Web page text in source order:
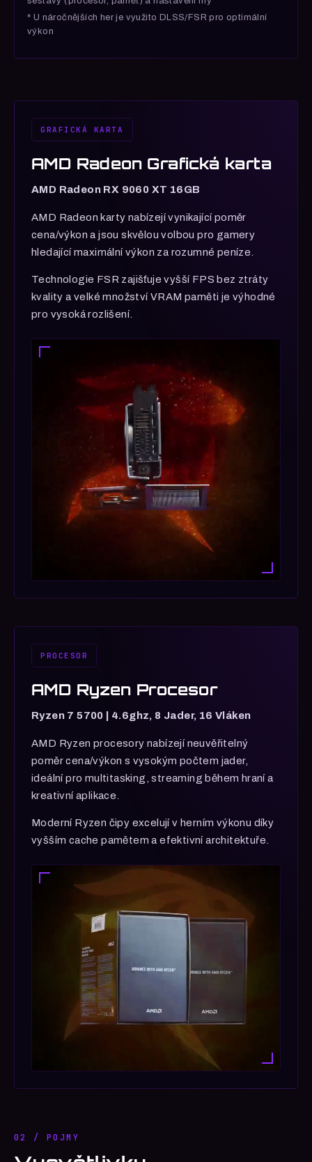
* U náročnějších her je využito DLSS/FSR pro optimální
výkon
GRAFICKÁ KARTA
AMD Radeon Grafická karta
AMD Radeon RX 9060 XT 16GB
AMD Radeon karty nabízejí vynikající poměr
cena/výkon a jsou skvělou volbou pro gamery
hledající maximální výkon za rozumné peníze.
Technologie FSR zajišťuje vyšší FPS bez ztráty
kvality a velké množství VRAM paměti je výhodné
pro vysoká rozlišení.
PROCESOR
AMD Ryzen Procesor
Ryzen 7 5700 | 4.6ghz, 8 Jader, 16 Vláken
AMD Ryzen procesory nabízejí neuvěřitelný
poměr cena/výkon s vysokým počtem jader,
ideální pro multitasking, streaming během hraní a
kreativní aplikace.
Moderní Ryzen čipy excelují v herním výkonu díky
vyšším cache pamětem a efektivní architektuře.
02 / POJMY